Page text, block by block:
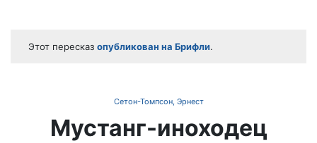
Этот пересказ опубликован на Брифли.
Сетон-Томпсон, Эрнест
Мустанг-иноходец